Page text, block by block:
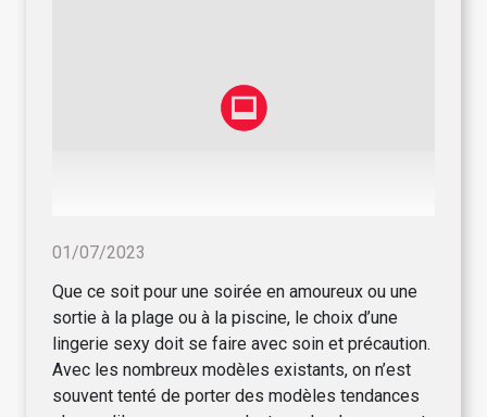
01/07/2023
Que ce soit pour une soirée en amoureux ou une
sortie à la plage ou à la piscine, le choix d’une
lingerie sexy doit se faire avec soin et précaution.
Avec les nombreux modèles existants, on n’est
souvent tenté de porter des modèles tendances